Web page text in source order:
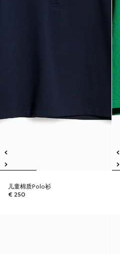
儿童棉质Polo衫
€ 250